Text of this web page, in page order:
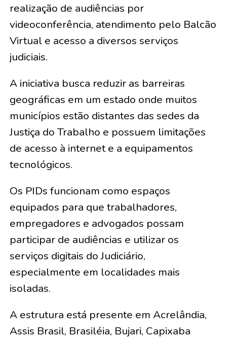
realização de audiências por
videoconferência, atendimento pelo Balcão
Virtual e acesso a diversos serviços
judiciais.
A iniciativa busca reduzir as barreiras
geográficas em um estado onde muitos
municípios estão distantes das sedes da
Justiça do Trabalho e possuem limitações
de acesso à internet e a equipamentos
tecnológicos.
Os PIDs funcionam como espaços
equipados para que trabalhadores,
empregadores e advogados possam
participar de audiências e utilizar os
serviços digitais do Judiciário,
especialmente em localidades mais
isoladas.
A estrutura está presente em Acrelândia,
Assis Brasil, Brasiléia, Bujari, Capixaba